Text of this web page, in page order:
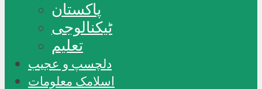
پاکستان
ٹیکنالوجی
تعلیم
دلچسپ و عجیب
اسلامک معلومات